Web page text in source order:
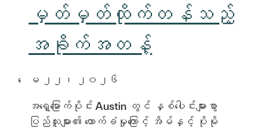
မှတ်မှတ်ထိုက်တန်သည့်
အခိုက်အတန့်
ေမ ၂၂၊​ ၂၀၂၆
အရှေ့မြောက်ပိုင်း Austin တွင် နှစ်ပေါင်းများစွာ
ပြည်သူများ၏ ထောက်ခံမှုကြောင့် အိမ်နှင့် ပိုမို